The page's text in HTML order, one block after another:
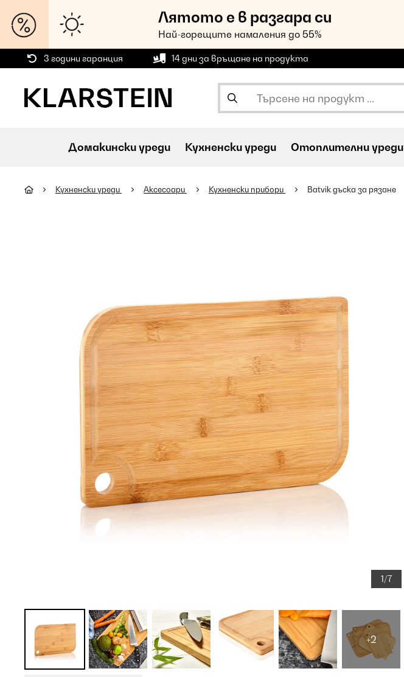
Лятото е в разгара си
Най-горещите намаления до 55%
3 години гаранция 14 дни за връщане на продукта
Домакински уреди Кухненски уреди Oтоплителни уреди
Кухненски уреди Аксесоари Кухненски прибори Batvik дъска за рязане
1/7
+2